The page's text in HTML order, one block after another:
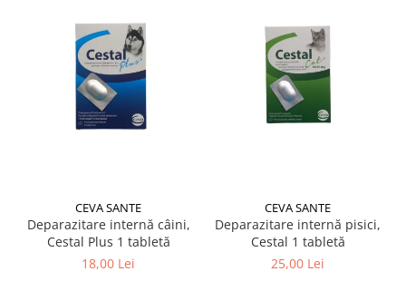
CEVA SANTE
Deparazitare internă câini,
Cestal Plus 1 tabletă
18,00 Lei
CEVA SANTE
Deparazitare internă pisici,
Cestal 1 tabletă
25,00 Lei